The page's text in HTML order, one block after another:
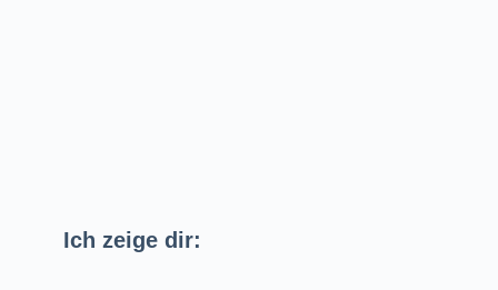
Ich zeige dir: